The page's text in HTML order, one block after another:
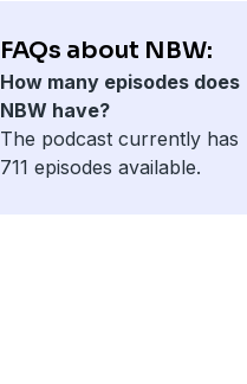
FAQs about NBW:
How many episodes does
NBW have?
The podcast currently has
711 episodes available.